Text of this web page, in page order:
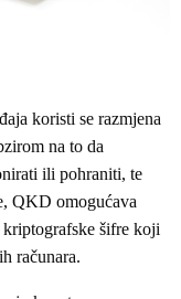
koristi se razmjena
na to da
ili pohraniti, te
QKD omogućava
šifre koji
računara.